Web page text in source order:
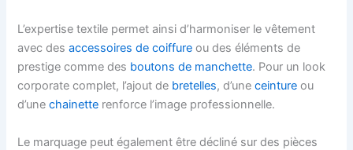
L’expertise textile permet ainsi d’harmoniser le vêtement
avec desaccessoires de coiffure ou des éléments de
prestige comme des boutons de manchette. Pour un look
corporate complet, l’ajout de bretelles, d’uneceinture ou
d’unechainette renforce l’image professionnelle.
Le marquage peut également être décliné sur des pièces